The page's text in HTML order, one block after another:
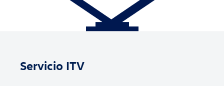
Servicio ITV